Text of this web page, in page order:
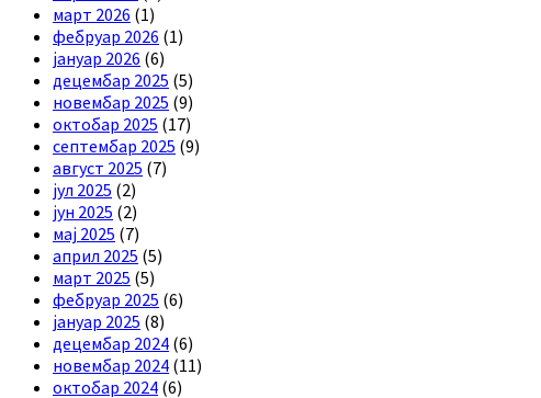
март 2026 (1)
фебруар 2026 (1)
јануар 2026 (6)
децембар 2025 (5)
новембар 2025 (9)
октобар 2025 (17)
септембар 2025 (9)
август 2025 (7)
јул 2025 (2)
јун 2025 (2)
мај 2025 (7)
април 2025 (5)
март 2025 (5)
фебруар 2025 (6)
јануар 2025 (8)
децембар 2024 (6)
новембар 2024 (11)
октобар 2024 (6)